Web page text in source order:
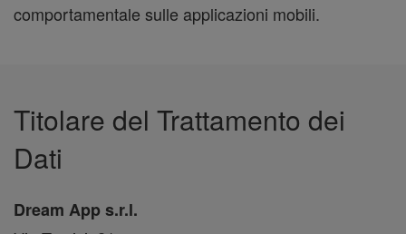
comportamentale sulle applicazioni mobili.
Titolare del Trattamento dei
Dati
Dream App s.r.l.